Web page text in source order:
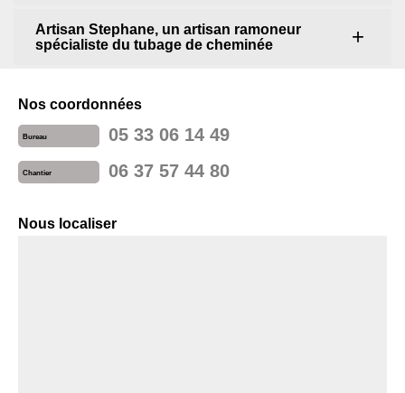
Artisan Stephane, un artisan ramoneur
spécialiste du tubage de cheminée
Nos coordonnées
Bureau 05 33 06 14 49
Chantier 06 37 57 44 80
Nous localiser